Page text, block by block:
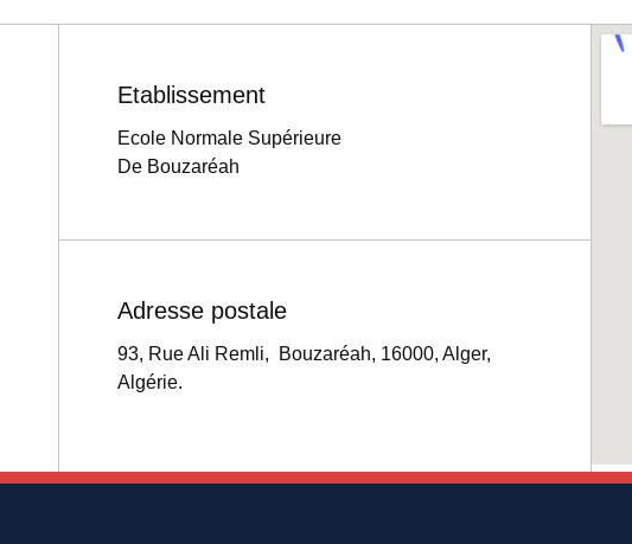
Etablissement
Ecole Normale Supérieure
De Bouzaréah
Adresse postale
93, Rue Ali Remli, Bouzaréah, 16000, Alger,
Algérie.